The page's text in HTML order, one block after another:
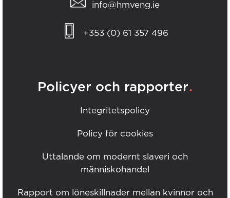
info@hmveng.ie
+353 (0) 61 357 496
Policyer och rapporter.
Integritetspolicy
Policy för cookies
Uttalande om modernt slaveri och
människohandel
Rapport om löneskillnader mellan kvinnor och